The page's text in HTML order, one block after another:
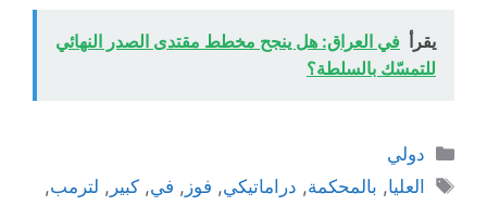
يقرأ في العراق: هل ينجح مخطط مقتدى الصدر النهائي
للتمسّك بالسلطة؟
التصنيفات
دولي
الوسوم
العليا, بالمحكمة, دراماتيكي, فوز , في,كبير , لترمب,